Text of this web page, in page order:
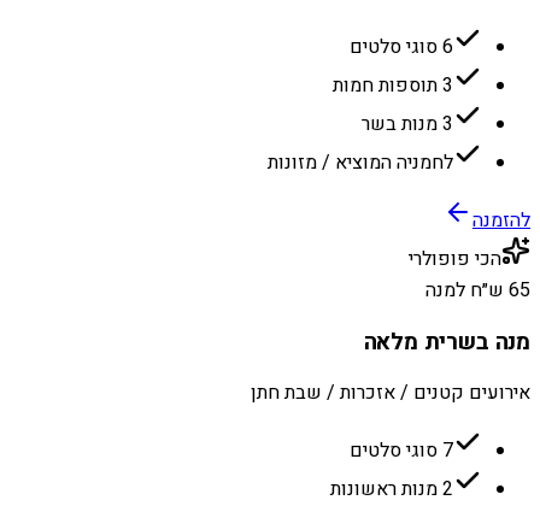
6 סוגי סלטים
3 תוספות חמות
3 מנות בשר
לחמניה המוציא / מזונות
להזמנה
הכי פופולרי
65 ש״ח למנה
מנה בשרית מלאה
אירועים קטנים / אזכרות / שבת חתן
7 סוגי סלטים
2 מנות ראשונות